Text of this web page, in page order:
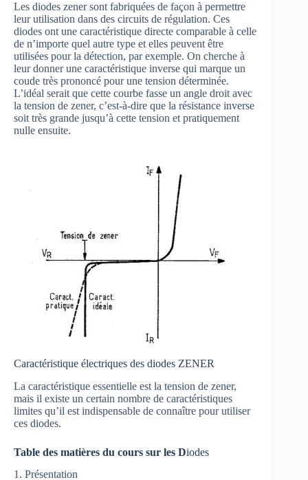
Les diodes zener sont fabriquées de façon à permettre
leur utilisation dans des circuits de régulation. Ces
diodes ont une caractéristique directe comparable à celle
de n’importe quel autre type et elles peuvent être
utilisées pour la détection, par exemple. On cherche à
leur donner une caractéristique inverse qui marque un
coude très prononcé pour une tension déterminée.
L’idéal serait que cette courbe fasse un angle droit avec
la tension de zener, c’est-à-dire que la résistance inverse
soit très grande jusqu’à cette tension et pratiquement
nulle ensuite.
Caractéristique électriques des diodes ZENER
La caractéristique essentielle est la tension de zener,
mais il existe un certain nombre de caractéristiques
limites qu’il est indispensable de connaître pour utiliser
ces diodes.
Table des matières du cours sur les Diodes
1. Présentation